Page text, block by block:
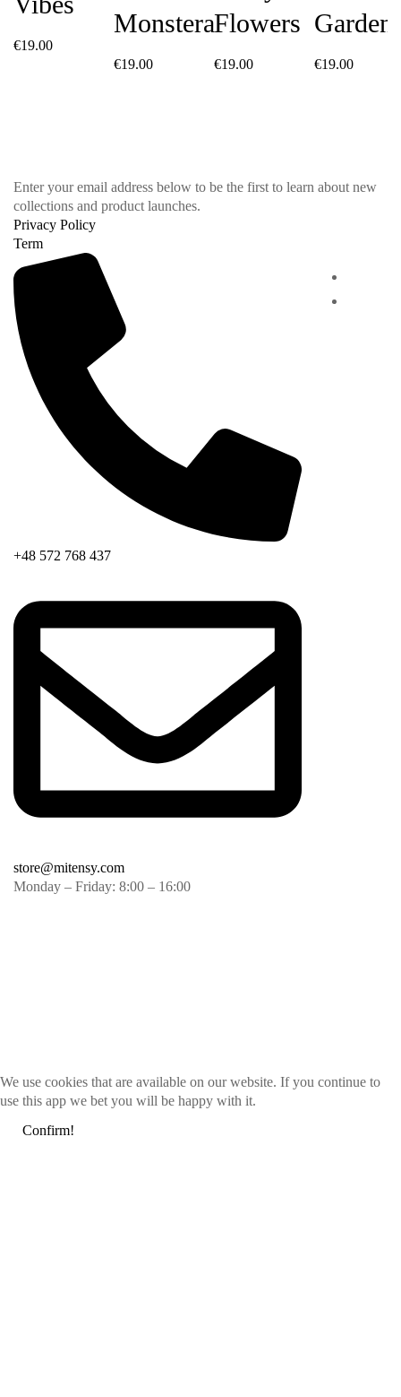
€19.00
Monstera
€19.00
Flowers
€19.00
Garden
€19.00
Enter your email address below to be the first to learn about new
collections and product launches.
Privacy Policy
Term
+48 572 768 437
store@mitensy.com
Monday – Friday: 8:00 – 16:00
We use cookies that are available on our website. If you continue to
use this app we bet you will be happy with it.
Confirm!